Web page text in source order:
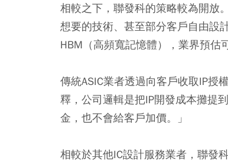
相較之下，聯發科的策略較為開放
想要的技術、甚至部分客戶自由設
HBM（高頻寬記憶體），業界預估
傳統ASIC業者透過向客戶收取IP授
釋，公司邏輯是把IP開發成本攤提
金，也不會給客戶加價。」
相較於其他IC設計服務業者，聯發